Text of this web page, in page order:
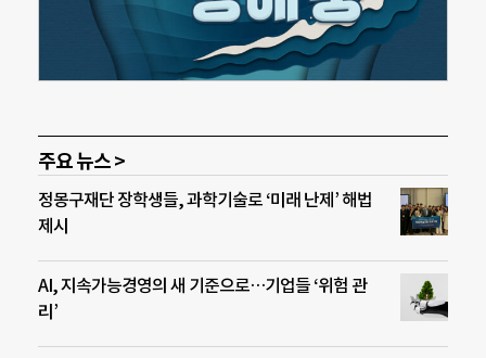
주요 뉴스 >
정몽구재단 장학생들, 과학기술로 ‘미래 난제’ 해법
제시
AI, 지속가능경영의 새 기준으로…기업들 ‘위험 관
리’